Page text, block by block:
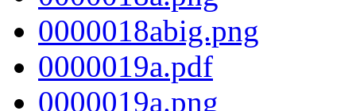
0000018abig.png
0000019a.pdf
0000019a.png